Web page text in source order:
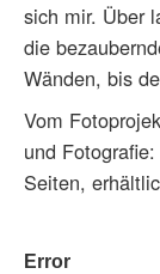
sich mir. Über
die
Wänden, bis
Vom
und
Seiten,
Error